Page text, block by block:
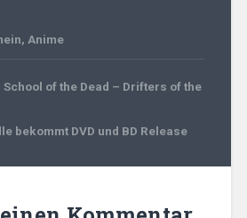
, Anime
of the Dead – Drifters of the
bekommt DVD und BD Release